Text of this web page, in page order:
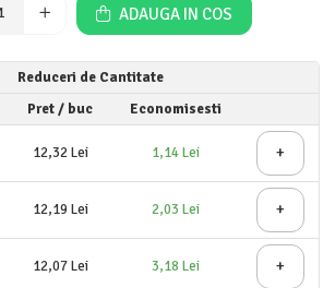
pete
și
ADAUGA IN COS
Reduceri de Cantitate
Pret/ buc Economisesti
12,32 Lei 1,14 Lei +
12,19 Lei 2,03 Lei +
12,07 Lei 3,18 Lei +